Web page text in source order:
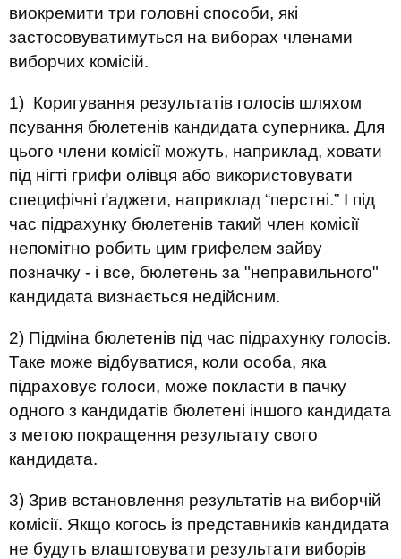
виокремити три головні способи, які
застосовуватимуться на виборах членами
виборчих комісій.
1) Коригування результатів голосів шляхом
псування бюлетенів кандидата суперника. Для
цього члени комісії можуть, наприклад, ховати
під нігті грифи олівця або використовувати
специфічні ґаджети, наприклад “перстні.” І під
час підрахунку бюлетенів такий член комісії
непомітно робить цим грифелем зайву
позначку - і все, бюлетень за "неправильного"
кандидата визнається недійсним.
2) Підміна бюлетенів під час підрахунку голосів.
Таке може відбуватися, коли особа, яка
підраховує голоси, може покласти в пачку
одного з кандидатів бюлетені іншого кандидата
з метою покращення результату свого
кандидата.
3) Зрив встановлення результатів на виборчій
комісії. Якщо когось із представників кандидата
не будуть влаштовувати результати виборів